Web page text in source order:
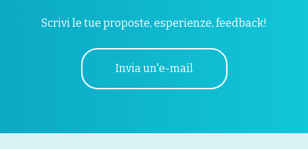
Scrivi le tue proposte, esperienze, feedback!
Invia un'e-mail